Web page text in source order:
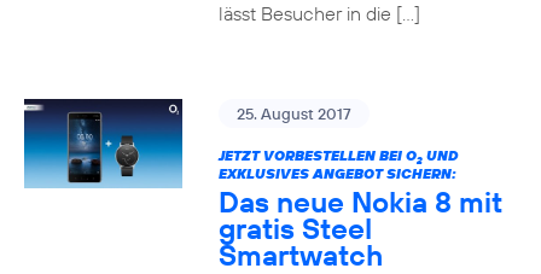
lässt Besucher in die […]
25. August 2017
JETZT VORBESTELLEN BEI O2UND
EXKLUSIVES ANGEBOT SICHERN:
Das neue Nokia 8 mit
gratis Steel
Smartwatch